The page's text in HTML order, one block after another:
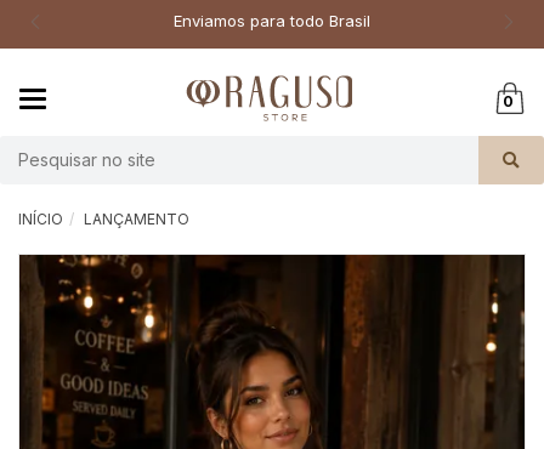
Enviamos para todo Brasil
0
INÍCIO LANÇAMENTO